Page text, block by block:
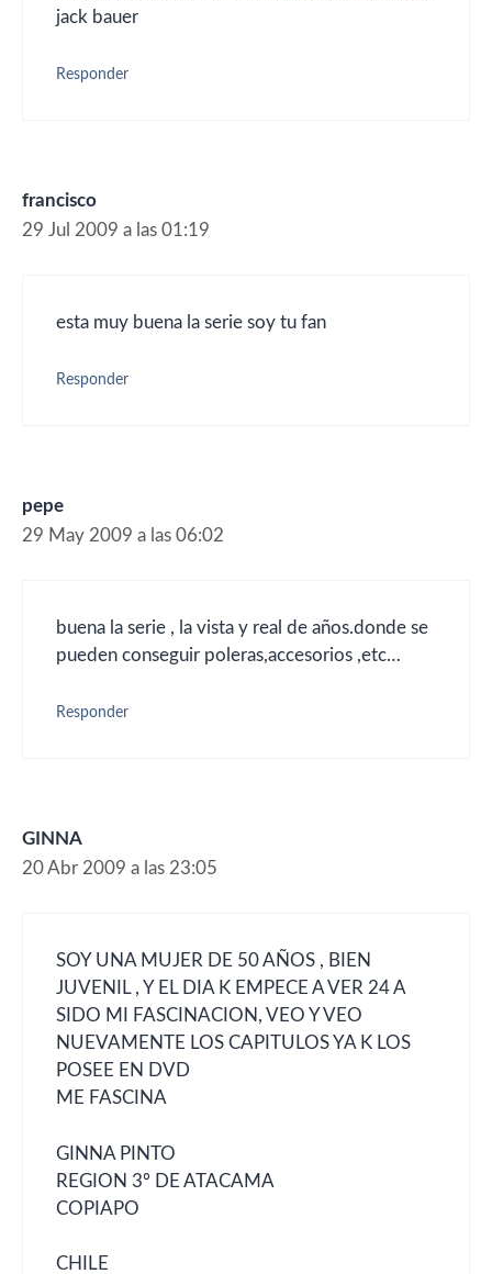
jack bauer
Responder
francisco
29 Jul 2009 a las 01:19
esta muy buena la serie soy tu fan
Responder
pepe
29 May 2009 a las 06:02
buena la serie , la vista y real de años.donde se
pueden conseguir poleras,accesorios ,etc…
Responder
GINNA
20 Abr 2009 a las 23:05
SOY UNA MUJER DE 50 AÑOS , BIEN
JUVENIL , Y EL DIA K EMPECE A VER 24 A
SIDO MI FASCINACION, VEO Y VEO
NUEVAMENTE LOS CAPITULOS YA K LOS
POSEE EN DVD
ME FASCINA
GINNA PINTO
REGION 3º DE ATACAMA
COPIAPO
CHILE